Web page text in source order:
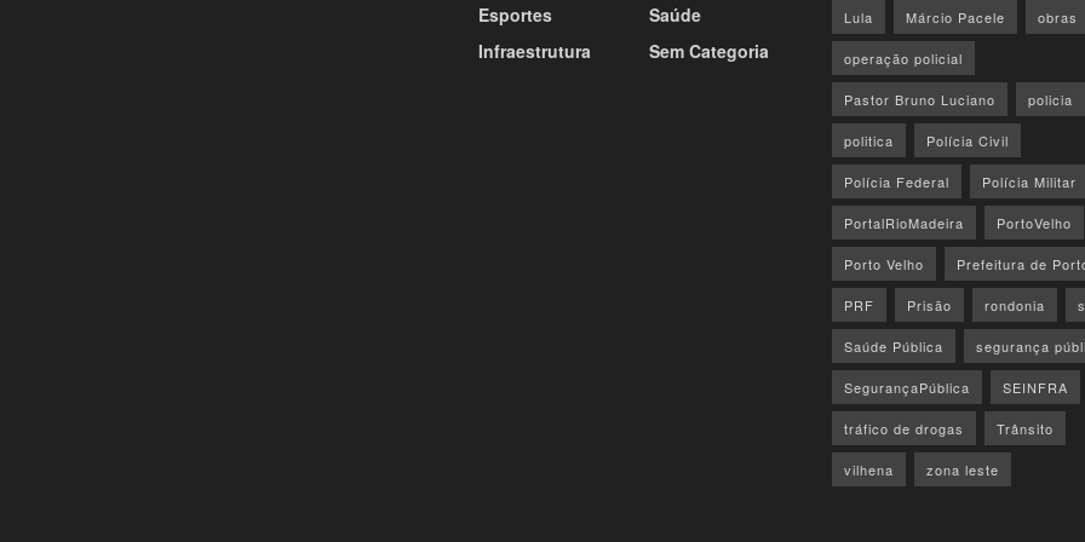
Esportes
Infraestrutura
Saúde
Sem Categoria
Lula Márcio Pacele obras
operação policial
Pastor Bruno Luciano policia
politica Polícia Civil
Polícia Federal Polícia Militar
PortalRioMadeira PortoVelho
Porto Velho Prefeitura de
PRF Prisão rondonia
Saúde Pública segurança
SegurançaPública SEINFRA
tráfico de drogas Trânsito
vilhena zona leste